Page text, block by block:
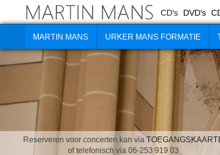
CD's DVD's
MARTIN MANS URKER MANS FORMATIE
Reserveren voor concerten kan via
of telefonisch via 06-253 919 03